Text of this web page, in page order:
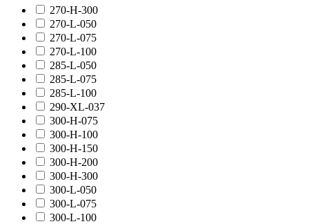
270-H-300
270-L-050
270-L-075
270-L-100
285-L-050
285-L-075
285-L-100
290-XL-037
300-H-075
300-H-100
300-H-150
300-H-200
300-H-300
300-L-050
300-L-075
300-L-100